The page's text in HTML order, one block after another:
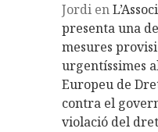
Jordi en
presenta una
mesures
urgentíssimes
Europeu de
contra el
violació del